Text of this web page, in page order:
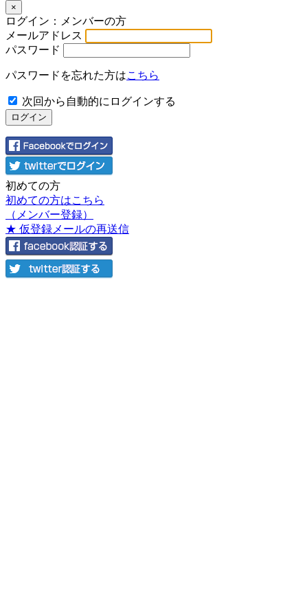
×
ログイン：メンバーの方
メールアドレス
パスワード
パスワードを忘れた方はこちら
次回から自動的にログインする
初めての方
初めての方はこちら
（メンバー登録）
★ 仮登録メールの再送信